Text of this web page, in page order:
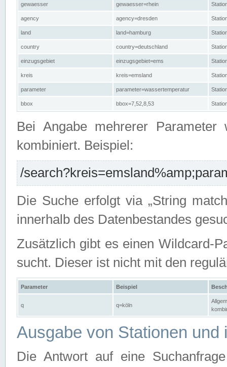
gewaesser gewaesser=rhein
agency agency=dresden
land land=hamburg
country country=deutschland
einzugsgebiet einzugsgebiet=ems
kreis kreis=emsland
parameter parameter=wassertemperatur
bbox bbox=7,52,8,53
Bei Angabe mehrerer Parameter
kombiniert. Beispiel:
/
Die Suche erfolgt via „String
innerhalb des Datenbestandes
Zusätzlich gibt es einen Wildcard-
sucht. Dieser ist nicht mit den
Parameter Beispiel
q q=köln
Ausgabe von Stationen und
Die Antwort auf eine